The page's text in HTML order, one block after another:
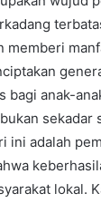
memberi
bagi anak-
sekadar
ini adalah
lokal.